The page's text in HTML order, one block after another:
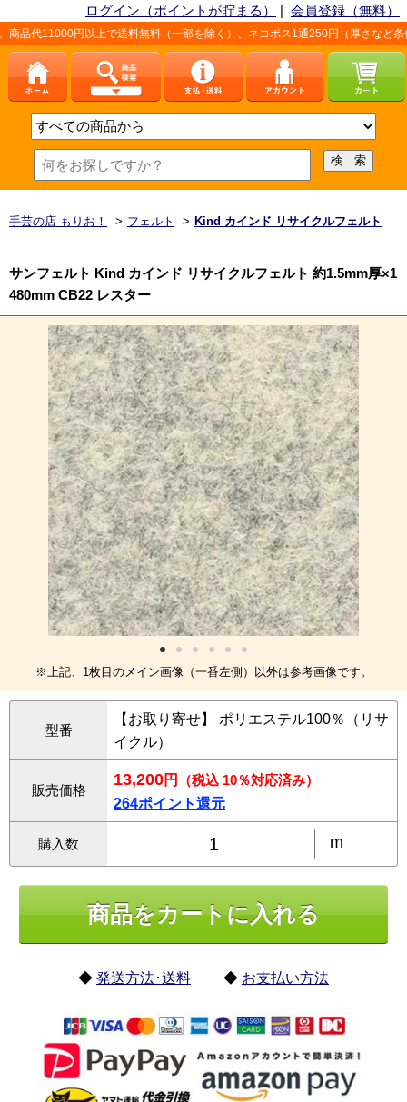
ログイン（ポイントが貯まる） | 会員登録（無料）
で送料無料（一部を除く）、ネコポス1通250円（厚さなど条件あり）。詳しく
手芸の店 もりお！ > フェルト > Kind カインド リサイクルフェルト
サンフェルト Kind カインド リサイクルフェルト 約1.5mm厚×1
480mm CB22 レスター
※上記、1枚目のメイン画像（一番左側）以外は参考画像です。
型番
【お取り寄せ】 ポリエステル100％（リサ
イクル）
販売価格
13,200円
（税込 10％対応済み）
264ポイント還元
購入数 m
◆ 発送方法･送料 ◆ お支払い方法